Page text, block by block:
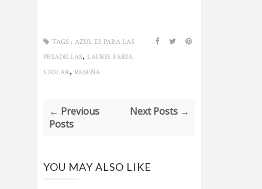
TAGS : AZUL ES PARA LAS
PESADILLAS, LAURIE FARIA
STOLAR, RESEÑA
← Previous
Posts
Next Posts →
YOU MAY ALSO LIKE